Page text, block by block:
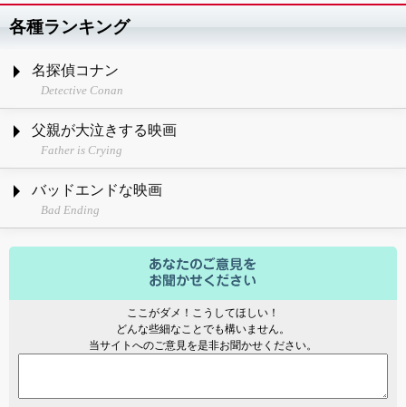
各種ランキング
名探偵コナン
Detective Conan
父親が大泣きする映画
Father is Crying
バッドエンドな映画
Bad Ending
ここがダメ！こうしてほしい！
どんな些細なことでも構いません。
当サイトへのご意見を是非お聞かせください。